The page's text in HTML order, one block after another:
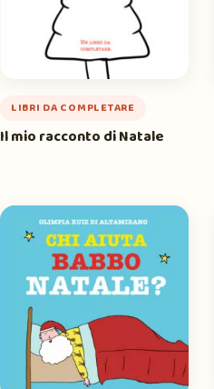
LIBRI DA COMPLETARE
Il mio racconto di Natale